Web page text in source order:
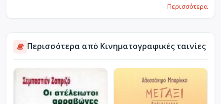
Περισσότερα
Περισσότερα από Κινηματογραφικές ταινίες